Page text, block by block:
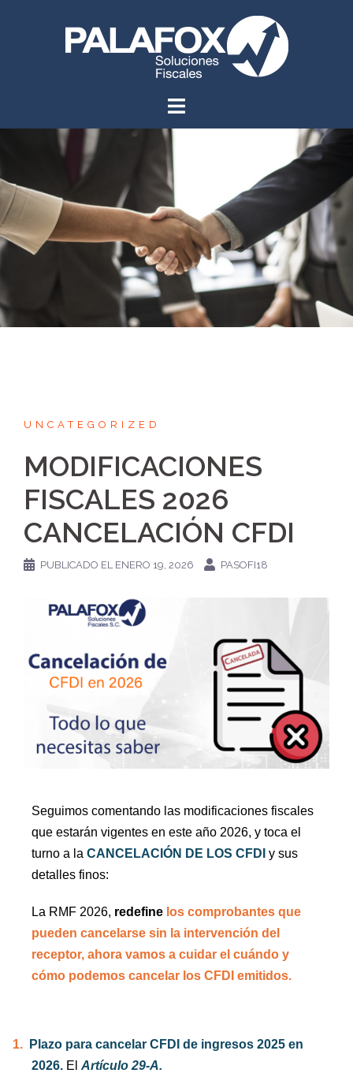
UNCATEGORIZED
MODIFICACIONES
FISCALES 2026
CANCELACIÓN CFDI
PUBLICADO EL ENERO 19, 2026 PASOFI18
Seguimos comentando las modificaciones fiscales
que estarán vigentes en este año 2026, y toca el
turno a la CANCELACIÓN DE LOS CFDI y sus
detalles finos:
La RMF 2026, redefine los comprobantes que
pueden cancelarse sin la intervención del
receptor, ahora vamos a cuidar el cuándo y
cómo podemos cancelar los CFDI emitidos.
1.
Plazo para cancelar CFDI de ingresos 2025 en
2026. El Artículo 29-A.